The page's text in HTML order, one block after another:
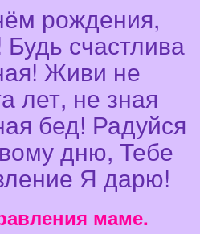
рождения,
счастлива
Живи не
лет, не зная
бед! Радуйся
дню, Тебе
Я дарю!
маме.